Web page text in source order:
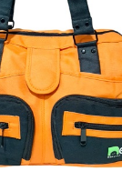
تب سنج
رابط